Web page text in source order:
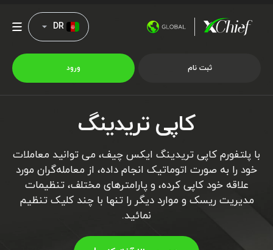
پلتفورم ها
امتیازات
DR
ثبت نام ورود
کاپی تریدینگ
با پلتفورم کاپی تریدینگ ایکس چیف، می توانید معاملات
خود را به صورت اتوماتیک انجام داده، از معامله‌گران مورد
علاقه خود کاپی کرده، و پارامترهای مختلف، تنظیمات
مدیریت ریسک و موارد دیگر را تنها با چند کلیک تنظیم
نمائید.